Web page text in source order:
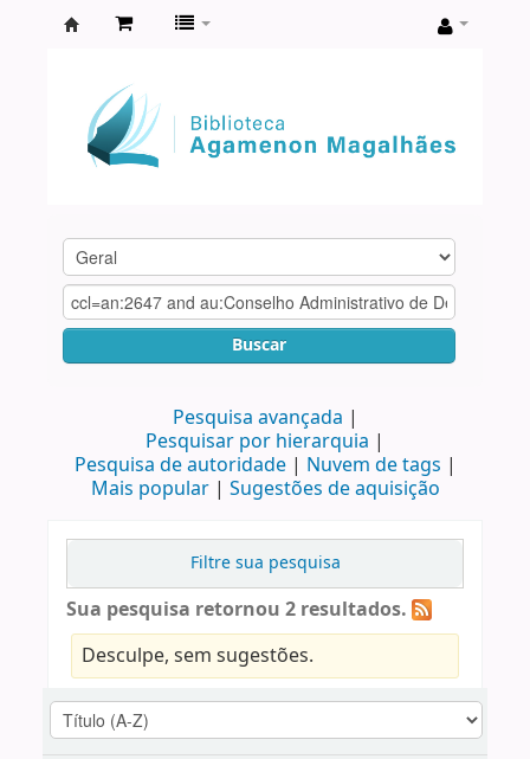
Agamenon
Magalhães
Buscar
Pesquisa avançada
Pesquisar por hierarquia
Pesquisa de autoridade
Nuvem de tags
Mais popular
Sugestões de aquisição
Filtre sua pesquisa
Sua pesquisa retornou 2 resultados.
Desculpe, sem sugestões.